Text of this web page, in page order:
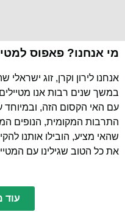
מי אנחנו? פאפוס
אנחנו לירון וקרן, זוג
במשך שנים רבות אנו
עם האי הקסום הזה,
התרבות המקומית, הנופים
שהאי מציע, הובילו אותנו
את כל הטוב שגילינו עם
עוד